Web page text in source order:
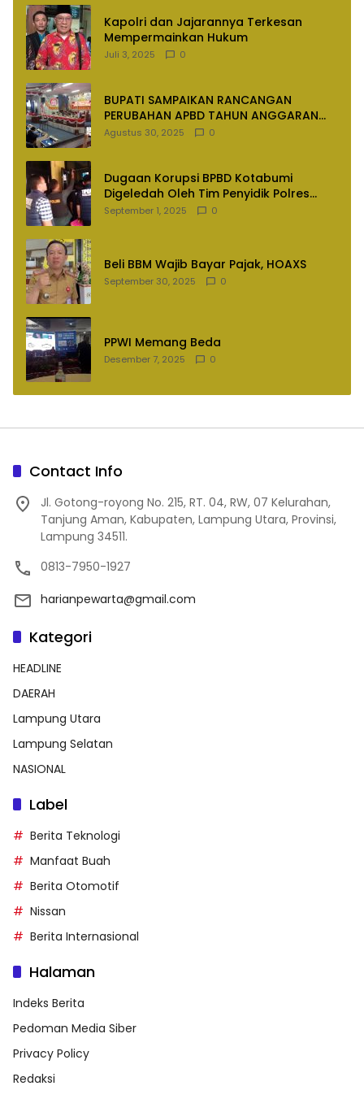
Kapolri dan Jajarannya Terkesan
Mempermainkan Hukum
Juli 3, 2025 0
BUPATI SAMPAIKAN RANCANGAN
PERUBAHAN APBD TAHUN ANGGARAN
2025
Agustus 30, 2025 0
Dugaan Korupsi BPBD Kotabumi
Digeledah Oleh Tim Penyidik Polres
Lampung Utara
September 1, 2025 0
Beli BBM Wajib Bayar Pajak, HOAXS
September 30, 2025 0
PPWI Memang Beda
Desember 7, 2025 0
Contact Info
Jl. Gotong-royong No. 215, RT. 04, RW, 07 Kelurahan,
Tanjung Aman, Kabupaten, Lampung Utara, Provinsi,
Lampung 34511.
0813-7950-1927
harianpewarta@gmail.com
Kategori
HEADLINE
DAERAH
Lampung Utara
Lampung Selatan
NASIONAL
Label
Berita Teknologi
Manfaat Buah
Berita Otomotif
Nissan
Berita Internasional
Halaman
Indeks Berita
Pedoman Media Siber
Privacy Policy
Redaksi